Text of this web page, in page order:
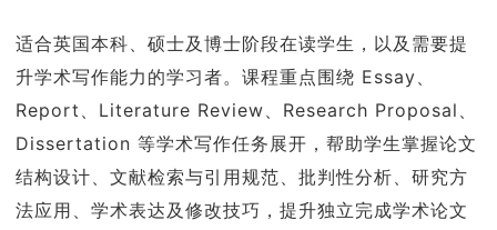
适合英国本科、硕士及博士阶段在读学生，以及需要提
升学术写作能力的学习者。课程重点围绕 Essay、
Report、Literature Review、Research Proposal、
Dissertation 等学术写作任务展开，帮助学生掌握论文
结构设计、文献检索与引用规范、批判性分析、研究方
法应用、学术表达及修改技巧，提升独立完成学术论文